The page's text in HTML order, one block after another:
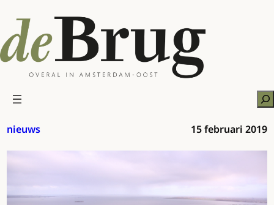
naar
de
inhoud
nieuws 15 februari 2019